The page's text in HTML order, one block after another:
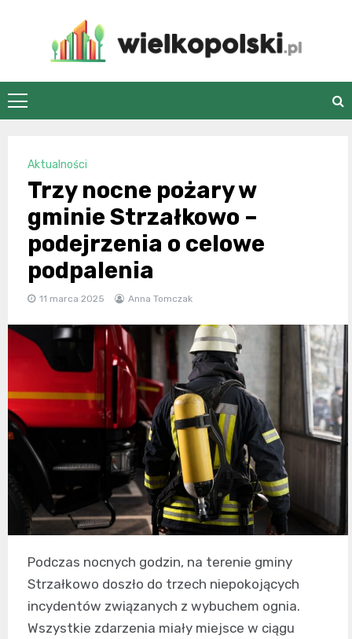
wielkopolski.pl
Aktualności
Trzy nocne pożary w
gminie Strzałkowo –
podejrzenia o celowe
podpalenia
11 marca 2025 Anna Tomczak
Podczas nocnych godzin, na terenie gminy
Strzałkowo doszło do trzech niepokojących
incydentów związanych z wybuchem ognia.
Wszystkie zdarzenia miały miejsce w ciągu